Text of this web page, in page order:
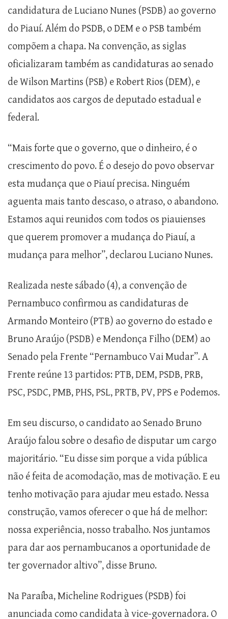
candidatura de Luciano Nunes (PSDB) ao governo
do Piauí. Além do PSDB, o DEM e o PSB também
compõem a chapa. Na convenção, as siglas
oficializaram também as candidaturas ao senado
de Wilson Martins (PSB) e Robert Rios (DEM), e
candidatos aos cargos de deputado estadual e
federal.
“Mais forte que o governo, que o dinheiro, é o
crescimento do povo. É o desejo do povo observar
esta mudança que o Piauí precisa. Ninguém
aguenta mais tanto descaso, o atraso, o abandono.
Estamos aqui reunidos com todos os piauienses
que querem promover a mudança do Piauí, a
mudança para melhor”, declarou Luciano Nunes.
Realizada neste sábado (4), a convenção de
Pernambuco confirmou as candidaturas de
Armando Monteiro (PTB) ao governo do estado e
Bruno Araújo (PSDB) e Mendonça Filho (DEM) ao
Senado pela Frente “Pernambuco Vai Mudar”. A
Frente reúne 13 partidos: PTB, DEM, PSDB, PRB,
PSC, PSDC, PMB, PHS, PSL, PRTB, PV, PPS e Podemos.
Em seu discurso, o candidato ao Senado Bruno
Araújo falou sobre o desafio de disputar um cargo
majoritário. “Eu disse sim porque a vida pública
não é feita de acomodação, mas de motivação. E eu
tenho motivação para ajudar meu estado. Nessa
construção, vamos oferecer o que há de melhor:
nossa experiência, nosso trabalho. Nos juntamos
para dar aos pernambucanos a oportunidade de
ter governador altivo”, disse Bruno.
Na Paraíba, Micheline Rodrigues (PSDB) foi
anunciada como candidata à vice-governadora. O